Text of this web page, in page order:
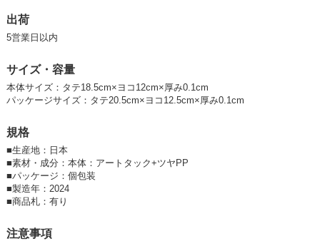
※フレームデコシールN
ル・クロミ・ハローキティ・マイメロディ・ポチャッコ・ポムポムプリ
サンリオキャラクターズのその他商品アイテムは、こちらのリンクからご
覧いただけます
エムプラン(サンリオキャラクターズ/サンリオキャラクターズ)の商品一覧
｜卸・仕入れサイト【スーパーデリバリー】 (superdelivery.com)
【シール】【デコレーション】
ャラ】【サンリオ】
出荷
5営業日以内
サイズ・容量
本体サイズ：タテ18.5cm×ヨコ12cm×厚み0.1cm
パッケージサイズ：タテ20.5cm×ヨコ12.5cm×厚み0.1cm
規格
■生産地：日本
■素材・成分：本体：アートタック+ツヤPP
■パッケージ：個包装
■製造年：2024
■商品札：有り
注意事項